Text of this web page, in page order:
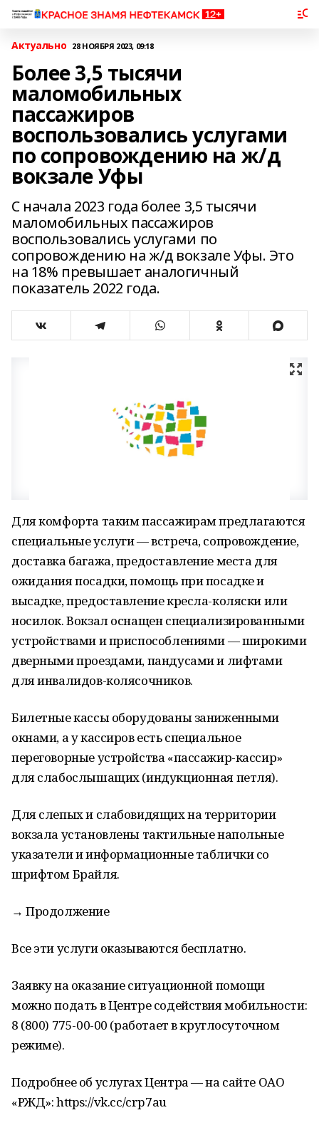
Актуально 28 НОЯБРЯ 2023, 09:18
Более 3,5 тысячи
маломобильных
пассажиров
воспользовались услугами
по сопровождению на ж/д
вокзале Уфы
С начала 2023 года более 3,5 тысячи
маломобильных пассажиров
воспользовались услугами по
сопровождению на ж/д вокзале Уфы. Это
на 18% превышает аналогичный
показатель 2022 года.
Для комфорта таким пассажирам предлагаются
специальные услуги — встреча, сопровождение,
доставка багажа, предоставление места для
ожидания посадки, помощь при посадке и
высадке, предоставление кресла-коляски или
носилок. Вокзал оснащен специализированными
устройствами и приспособлениями — широкими
дверными проездами, пандусами и лифтами
для инвалидов-колясочников.
Билетные кассы оборудованы заниженными
окнами, а у кассиров есть специальное
переговорные устройства «пассажир-кассир»
для слабослышащих (индукционная петля).
Для слепых и слабовидящих на территории
вокзала установлены тактильные напольные
указатели и информационные таблички со
шрифтом Брайля.
→ Продолжение
Все эти услуги оказываются бесплатно.
Заявку на оказание ситуационной помощи
можно подать в Центре содействия мобильности:
8 (800) 775-00-00 (работает в круглосуточном
режиме).
Подробнее об услугах Центра — на сайте ОАО
«РЖД»: https://vk.cc/crp7au